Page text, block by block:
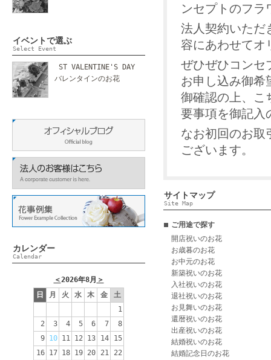
イベントで選ぶ
Select Event
ST VALENTINE'S DAY
バレンタインのお花
カレンダー
Calendar
＜2026年8月 ＞
日
月 火 水 木 金
土
1
2
3 4 5 6 7
8
9 10 11 12 13 14
15
16 17 18 19 20 21
22
ンセプトのフラ
法人契約いただ
容にあわせてオ
ぜひぜひコンセ
お申し込み御
御確認の上、こ
要事項を御記入
なお初回のお
ございます。
サイトマップ
Site Map
ご用途で探す
開店祝いのお花
お歳暮のお花
お中元のお花
新築祝いのお花
入社祝いのお花
退社祝いのお花
お見舞いのお花
還暦祝いのお花
出産祝いのお花
結婚祝いのお花
結婚記念日のお花